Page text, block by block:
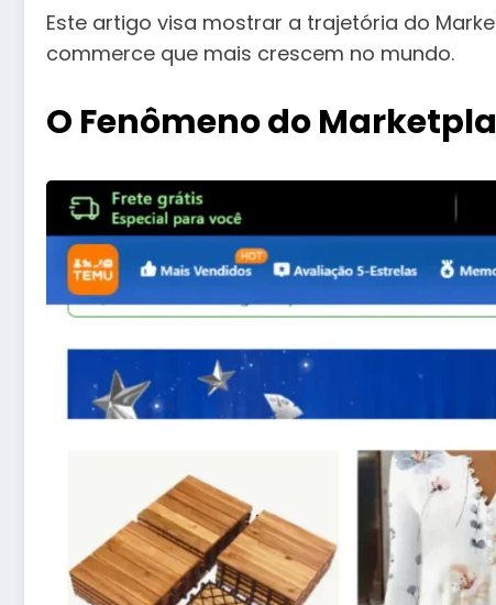
Este artigo visa mostrar a trajetória do
commerce que mais crescem no mundo.
O Fenômeno do